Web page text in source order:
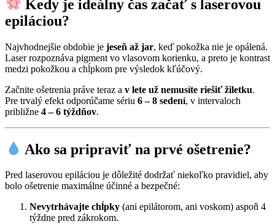
Kedy je ideálny čas začať s laserovou
epiláciou?
Najvhodnejšie obdobie je jeseň až jar, keď pokožka nie je opálená.
Laser rozpoznáva pigment vo vlasovom korienku, a preto je kontrast
medzi pokožkou a chĺpkom pre výsledok kľúčový.
Začnite ošetrenia práve teraz a v lete už nemusíte riešiť žiletku.
Pre trvalý efekt odporúčame sériu 6 – 8 sedení, v intervaloch
približne 4 – 6 týždňov.
Ako sa pripraviť na prvé ošetrenie?
Pred laserovou epiláciou je dôležité dodržať niekoľko pravidiel, aby
bolo ošetrenie maximálne účinné a bezpečné:
Nevytrhávajte chĺpky (ani epilátorom, ani voskom) aspoň 4
týždne pred zákrokom.